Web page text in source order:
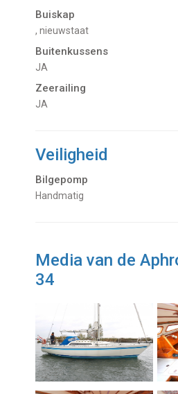
Buiskap
, nieuwstaat
Buitenkussens
JA
Zeerailing
JA
Veiligheid
Bilgepomp
Handmatig
Media van de
34